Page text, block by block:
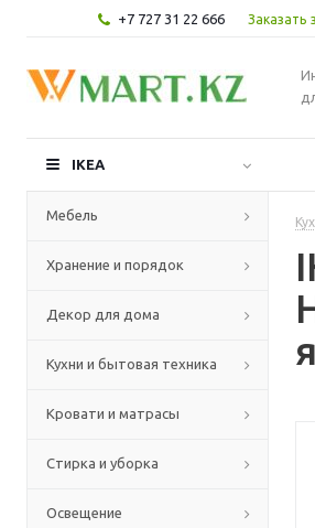
+7 727 31 22 666 Заказать
IKEA
Мебель
Хранение и порядок
Декор для дома
Кухни и бытовая техника
Кровати и матрасы
Стирка и уборка
Освещение